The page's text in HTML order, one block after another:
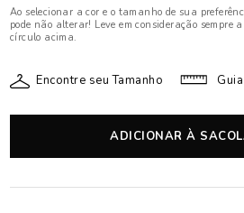
Ao selecionar a cor e o tamanho de sua
pode não alterar! Leve em consideração sempre
círculo acima.
Encontre seu Tamanho
ADICIONAR À